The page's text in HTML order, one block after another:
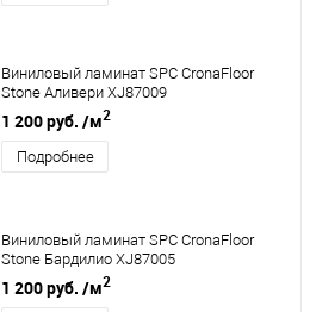
Виниловый ламинат SPC CronaFloor
Stone Аливери XJ87009
1 200 руб. /м2
Подробнее
Виниловый ламинат SPC CronaFloor
Stone Бардилио XJ87005
1 200 руб. /м2